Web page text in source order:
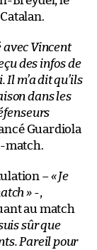
avec Vincent
des infos de
m’a dit qu’ils
dans les
Guardiola
match.
–« Je
»-,
au match
sûr que
Pareil pour